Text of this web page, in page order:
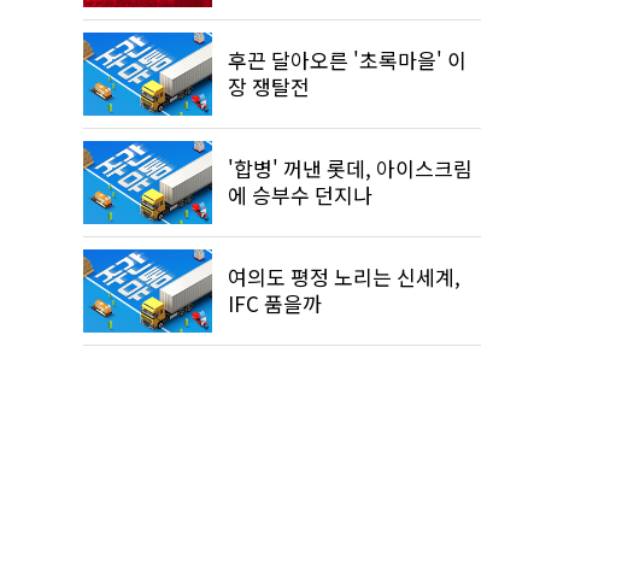
후끈 달아오른 '초록마을' 이
장 쟁탈전
'합병' 꺼낸 롯데, 아이스크림
에 승부수 던지나
여의도 평정 노리는 신세계,
IFC 품을까